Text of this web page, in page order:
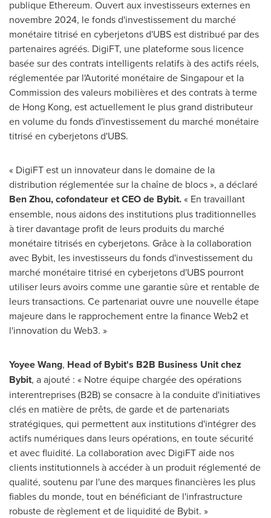
publique Ethereum. Ouvert aux investisseurs externes en
novembre 2024, le fonds d'investissement du marché
monétaire titrisé en cyberjetons d'UBS est distribué par des
partenaires agréés. DigiFT, une plateforme sous licence
basée sur des contrats intelligents relatifs à des actifs réels,
réglementée par l'Autorité monétaire de Singapour et la
Commission des valeurs mobilières et des contrats à terme
de Hong Kong, est actuellement le plus grand distributeur
en volume du fonds d'investissement du marché monétaire
titrisé en cyberjetons d'UBS.
« DigiFT est un innovateur dans le domaine de la
distribution réglementée sur la chaîne de blocs », a déclaré
Ben Zhou, cofondateur et CEO de Bybit.« En travaillant
ensemble, nous aidons des institutions plus traditionnelles
à tirer davantage profit de leurs produits du marché
monétaire titrisés en cyberjetons. Grâce à la collaboration
avec Bybit, les investisseurs du fonds d'investissement du
marché monétaire titrisé en cyberjetons d'UBS pourront
utiliser leurs avoirs comme une garantie sûre et rentable de
leurs transactions. Ce partenariat ouvre une nouvelle étape
majeure dans le rapprochement entre la finance Web2 et
l'innovation du Web3. »
Yoyee Wang, Head of Bybit's B2B Business Unit chez
Bybit, a ajouté : « Notre équipe chargée des opérations
interentreprises (B2B) se consacre à la conduite d'initiatives
clés en matière de prêts, de garde et de partenariats
stratégiques, qui permettent aux institutions d'intégrer des
actifs numériques dans leurs opérations, en toute sécurité
et avec fluidité. La collaboration avec DigiFT aide nos
clients institutionnels à accéder à un produit réglementé de
qualité, soutenu par l'une des marques financières les plus
fiables du monde, tout en bénéficiant de l'infrastructure
robuste de règlement et de liquidité de Bybit. »